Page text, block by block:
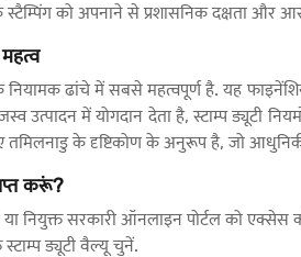
स्टैम्पिंग को अपनाने से प्रशासनिक दक्षता
नियामक ढांचे में सबसे महत्वपूर्ण है. यह
उत्पादन में योगदान देता है, स्टाम्प ड्यूटी
के दृष्टिकोण के अनुरूप है, जो
करूं?
नियुक्त सरकारी ऑनलाइन पोर्टल को एक्सेस
ड्यूटी वैल्यू चुनें.